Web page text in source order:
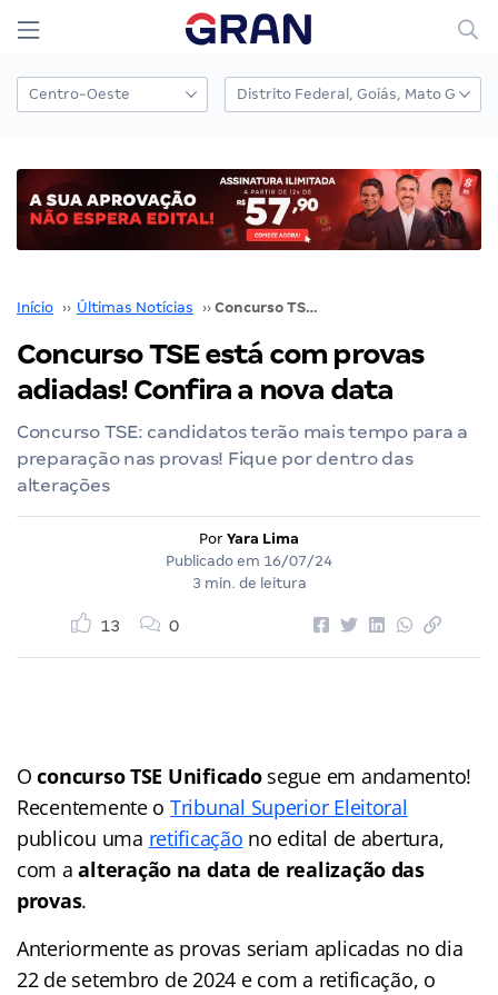
Início ›› Últimas Notícias ›› Concurso TSE está com provas adiadas! Confira a nova data
Concurso TSE está com provas
adiadas! Confira a nova data
Concurso TSE: candidatos terão mais tempo para a
preparação nas provas! Fique por dentro das
alterações
Por Yara Lima
Publicado em 16/07/24
3 min. de leitura
13 0
Oconcurso TSE Unificadosegue em andamento!
Recentemente o Tribunal Superior Eleitoral
publicou uma retificação no edital de abertura,
com aalteração na data de realização das
provas.
Anteriormente as provas seriam aplicadas no dia
22 de setembro de 2024 e com a retificação, o